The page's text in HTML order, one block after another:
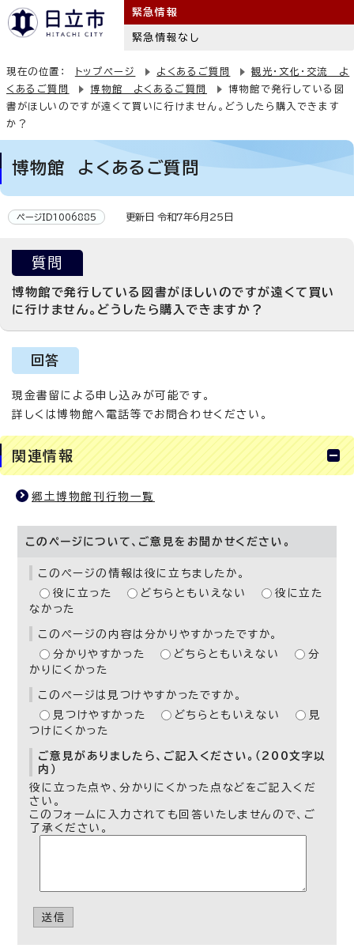
緊急情報
緊急情報なし
現在の位置： トップページ よくあるご質問
観光・文化・交流 よ
くあるご質問
博物館 よくあるご質問
博物館で発行している図
書がほしいのですが遠くて買いに行けません。どうしたら購入できます
か？
博物館 よくあるご質問
ページID1006885 更新日 令和7年6月25日
質問
博物館で発行している図書がほしいのですが遠くて買い
に行けません。どうしたら購入できますか？
回答
現金書留による申し込みが可能です。
詳しくは博物館へ電話等でお問合わせください。
関連情報
郷土博物館刊行物一覧
このページについて、ご意見をお聞かせください。
このページの情報は役に立ちましたか。
役に立った
どちらともいえない
役に立た
なかった
このページの内容は分かりやすかったですか。
分かりやすかった
どちらともいえない
分
かりにくかった
このページは見つけやすかったですか。
見つけやすかった
どちらともいえない
見
つけにくかった
ご意見がありましたら、ご記入ください。（200文字以
内）
役に立った点や、分かりにくかった点などをご記入くだ
さい。
このフォームに入力されても回答いたしませんので、ご
了承ください。
送信